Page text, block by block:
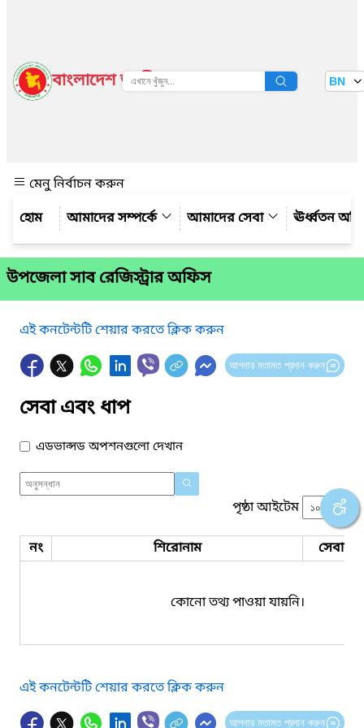
বাংলাদেশ জাতীয় তথ্য বাতায়ন BN
মেনু নির্বাচন করুন
আমাদের সম্পর্কে
আমাদের সেবা ঊর্ধ্বতন
উপজেলা সাব রেজিস্ট্রার অফিস
এই কনটেন্টটি শেয়ার করতে ক্লিক করুন
আপনার মতামত প্রদান করুন
সেবা এবং ধাপ
এডভান্সড অপশনগুলো দেখান
পৃষ্ঠা আইটেম
নং শিরোনাম সেবার
কোনো তথ্য পাওয়া যায়নি।
এই কনটেন্টটি শেয়ার করতে ক্লিক করুন
আপনার মতামত প্রদান করুন